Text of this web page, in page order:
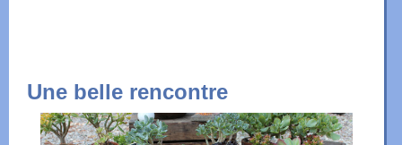
Une belle rencontre